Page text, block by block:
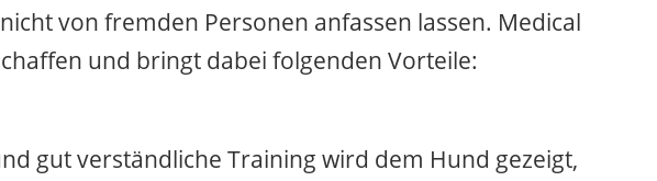
von fremden Personen anfassen lassen. Medical
und bringt dabei folgenden Vorteile:
gut verständliche Training wird dem Hund gezeigt,